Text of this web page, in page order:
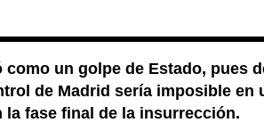
como un golpe de Estado, pues
de Madrid sería imposible en
la fase final de la insurrección.